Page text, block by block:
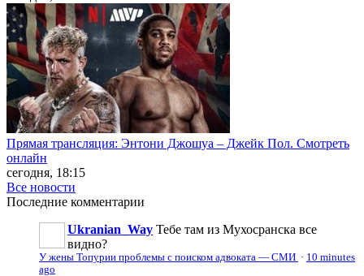
Прямая трансляция: Энтони Джошуа – Джейк Пол. Смотреть
онлайн
сегодня, 18:15
Все новости
Последние комментарии
Ukranian_Way Тебе там из Мухосранска все
видно?
У жены Топурии проблемы с поиском адвоката — СМИ · 10 minutes
ago